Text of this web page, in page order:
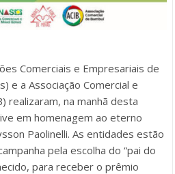
Comerciais e Empresariais de
e a Associação Comercial e
realizaram, na manhã desta
em homenagem ao eterno
Paolinelli. As entidades estão
pela escolha do “pai do
para receber o prêmio